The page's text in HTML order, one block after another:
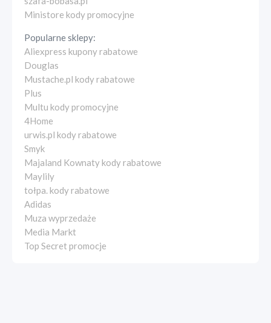
Ministore kody promocyjne
Popularne sklepy:
Aliexpress kupony rabatowe
Douglas
Mustache.pl kody rabatowe
Plus
Multu kody promocyjne
4Home
urwis.pl kody rabatowe
Smyk
Majaland Kownaty kody rabatowe
Maylily
tołpa. kody rabatowe
Adidas
Muza wyprzedaże
Media Markt
Top Secret promocje